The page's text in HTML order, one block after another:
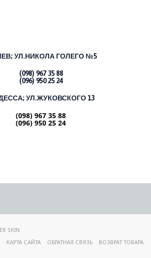
УЛ.НИКОЛА ГОЛЕГО №5
(098) 967 35 88
(096) 950 25 24
УЛ.ЖУКОВСКОГО 13
(098) 967 35 88
(096) 950 25 24
SKIN
КАРТА САЙТА
ОБРАТНАЯ СВЯЗЬ ВОЗВРАТ ТОВАРА